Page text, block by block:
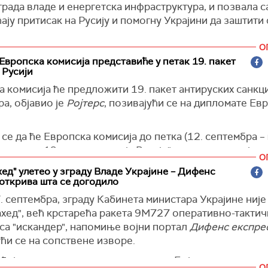
и поремети мирно решење.
је истакла да Русија задржава право да одговори на
напад Оружаних снага Украјине.
владе и енергетска инфраструктура, и позвала
притисак на Русију и помогну Украјини да заштити
је рекла да је данашња посета Кабинету министара
пута састала са члановима украјинске владе, била
од претходних.
Фејсбукунавела да је, док су она и украјински
и колеге из дипломатског кора шетали кроз
сам својим очима да Путин тачно зна шта ради.
која је погодила Кабинет министара била је
- у срце украјинске владе. Показали су нам велике
и много шрапнела од дела касетне муниције
рекла је амбасадорка ЕУ.
комисија представиће у петак 19. пакет
комисија ће предложити 19. пакет антируских
објавио је Ројтерс, позивајући се на дипломате
се да ће Европска комисија до петка (12. септембра
19. пакет санкција Русији", наводи агенција.
се да на листу ограничења могу бити додате банке
земље, руске регионалне банкарске
улетео у зграду Владe Украјине – Дифенс
шта се догодило
зграду Кабинета министара Украјине
, већ крстарећа ракета 9М727 оперативно-
"искандер", напомиње војни портал Дифенс
се на сопствене изворе.
и резултати анализе остатака. Бојева глава